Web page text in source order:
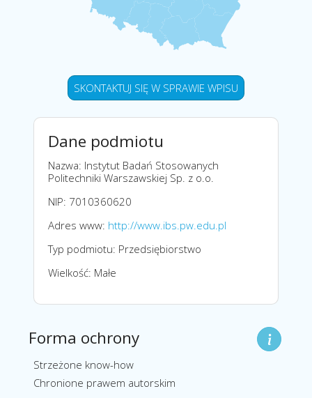
SKONTAKTUJ SIĘ W SPRAWIE WPISU
Dane podmiotu
Nazwa: Instytut Badań Stosowanych
Politechniki Warszawskiej Sp. z o.o.
NIP: 7010360620
Adres www: http://www.ibs.pw.edu.pl
Typ podmiotu: Przedsiębiorstwo
Wielkość: Małe
Forma ochrony
Strzeżone know-how
Chronione prawem autorskim